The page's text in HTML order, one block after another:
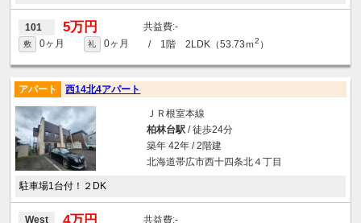
101 5万円 -
敷 0ヶ月 礼 0ヶ月 / 1階 2LDK（53.73ｍ2 ）
アパート 西14北4アパート
ＪＲ根室本線
柏林台駅/ 徒歩24分
築年 42年 / 2階建
北海道帯広市西十四条北４丁目
駐車場1台付！２DK
West 4万円 -